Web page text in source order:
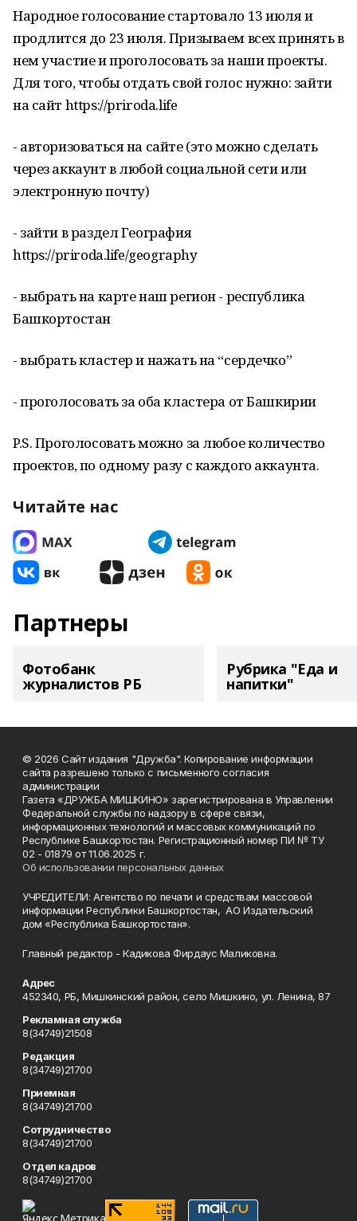
Народное голосование стартовало 13 июля и
продлится до 23 июля. Призываем всех принять в
нем участие и проголосовать за наши проекты.
Для того, чтобы отдать свой голос нужно: зайти
на сайт https://priroda.life
- авторизоваться на сайте (это можно сделать
через аккаунт в любой социальной сети или
электронную почту)
- зайти в раздел География
https://priroda.life/geography
- выбрать на карте наш регион - республика
Башкортостан
- выбрать кластер и нажать на “сердечко”
- проголосовать за оба кластера от Башкирии
P.S. Проголосовать можно за любое количество
проектов, по одному разу с каждого аккаунта.
Читайте нас
Партнеры
Фотобанк
журналистов РБ
Рубрика "Еда и
напитки"
© 2026 Сайт издания "Дружба". Копирование информации
сайта разрешено только с письменного согласия
администрации
Газета «ДРУЖБА МИШКИНО» зарегистрирована в Управлении
Федеральной службы по надзору в сфере связи,
информационных технологий и массовых коммуникаций по
Республике Башкортостан. Регистрационный номер ПИ № ТУ
02 - 01879 от 11.06.2025 г.
Об использовании персональных данных
УЧРЕДИТЕЛИ: Агентство по печати и средствам массовой
информации Республики Башкортостан, АО Издательский
дом «Республика Башкортостан».
Главный редактор - Кадикова Фирдаус Маликовна.
Адрес
452340, РБ, Мишкинский район, село Мишкино, ул. Ленина, 87
Рекламная служба
8(34749)21508
Редакция
8(34749)21700
Приемная
8(34749)21700
Сотрудничество
8(34749)21700
Отдел кадров
8(34749)21700